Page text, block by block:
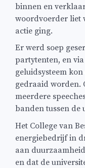
binnen en
woordvoerder liet
actie ging.
Er werd soep
partytenten, en
geluidsysteem
gedraaid worden.
meerdere
banden tussen de
Het College van
energiebedrijf in
aan
en dat de